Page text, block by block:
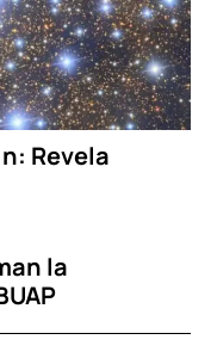
Revela
la